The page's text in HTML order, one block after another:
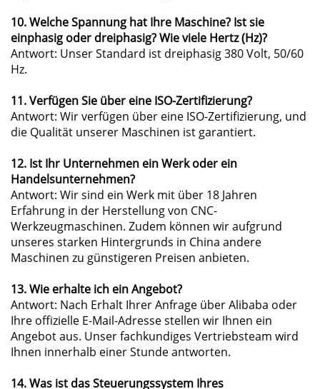
10. Welche Spannung hat Ihre Maschine? Ist sie
einphasig oder dreiphasig? Wie viele Hertz (Hz)?
Antwort: Unser Standard ist dreiphasig 380 Volt, 50/60
Hz.
11. Verfügen Sie über eine ISO-Zertifizierung?
Antwort: Wir verfügen über eine ISO-Zertifizierung, und
die Qualität unserer Maschinen ist garantiert.
12. Ist Ihr Unternehmen ein Werk oder ein
Handelsunternehmen?
Antwort: Wir sind ein Werk mit über 18 Jahren
Erfahrung in der Herstellung von CNC-
Werkzeugmaschinen. Zudem können wir aufgrund
unseres starken Hintergrunds in China andere
Maschinen zu günstigeren Preisen anbieten.
13. Wie erhalte ich ein Angebot?
Antwort: Nach Erhalt Ihrer Anfrage über Alibaba oder
Ihre offizielle E-Mail-Adresse stellen wir Ihnen ein
Angebot aus. Unser fachkundiges Vertriebsteam wird
Ihnen innerhalb einer Stunde antworten.
14. Was ist das Steuerungssystem Ihres